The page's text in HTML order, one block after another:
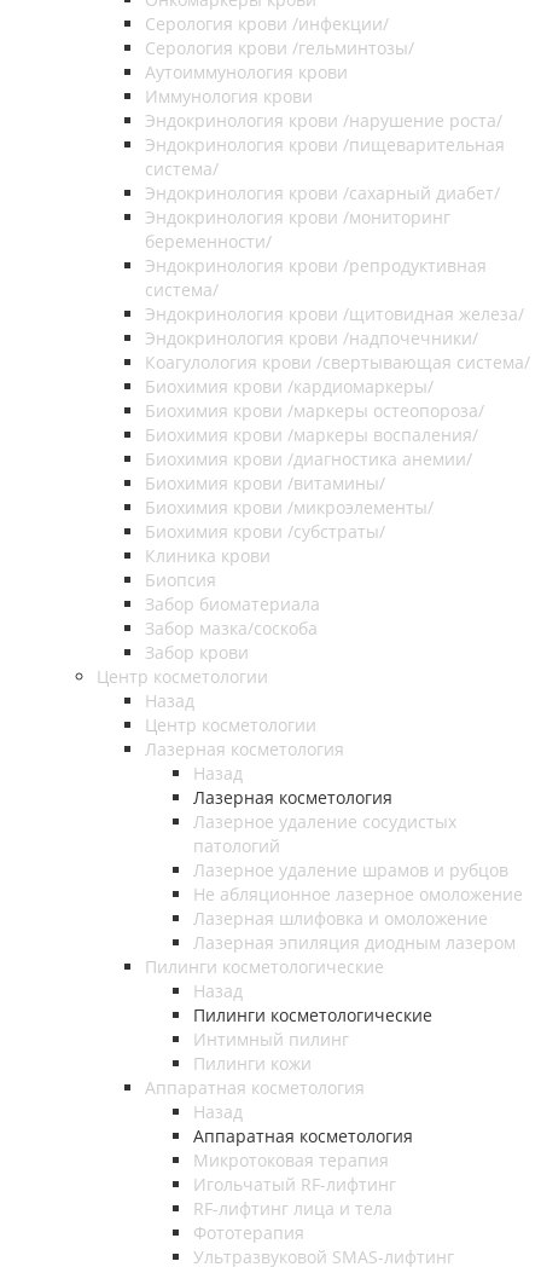
Серология крови /инфекции/
Серология крови /гельминтозы/
Аутоиммунология крови
Иммунология крови
Эндокринология крови /нарушение роста/
Эндокринология крови /пищеварительная
система/
Эндокринология крови /сахарный диабет/
Эндокринология крови /мониторинг
беременности/
Эндокринология крови /репродуктивная
система/
Эндокринология крови /щитовидная железа/
Эндокринология крови /надпочечники/
Коагулология крови /свертывающая система/
Биохимия крови /кардиомаркеры/
Биохимия крови /маркеры остеопороза/
Биохимия крови /маркеры воспаления/
Биохимия крови /диагностика анемии/
Биохимия крови /витамины/
Биохимия крови /микроэлементы/
Биохимия крови /субстраты/
Клиника крови
Биопсия
Забор биоматериала
Забор мазка/соскоба
Забор крови
Центр косметологии
Назад
Центр косметологии
Лазерная косметология
Назад
Лазерная косметология
Лазерное удаление сосудистых
патологий
Лазерное удаление шрамов и рубцов
Не абляционное лазерное омоложение
Лазерная шлифовка и омоложение
Лазерная эпиляция диодным лазером
Пилинги косметологические
Назад
Пилинги косметологические
Интимный пилинг
Пилинги кожи
Аппаратная косметология
Назад
Аппаратная косметология
Микротоковая терапия
Игольчатый RF-лифтинг
RF-лифтинг лица и тела
Фототерапия
Ультразвуковой SMAS-лифтинг